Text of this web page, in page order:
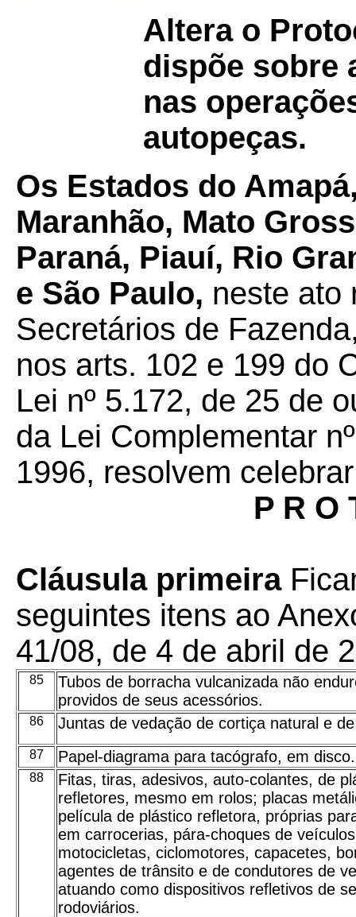
Altera o
dispõe sobre
nas
autopeças.
Os Estados do
Maranhão, Mato
Paraná, Piauí, Rio
e São Paulo, neste ato
Secretários de
nos arts. 102 e 199 do
Lei nº 5.172, de 25 de
da Lei Complementar
1996, resolvem
P R O
Cláusula primeira
seguintes itens ao
41/08, de 4 de abril de
85
Tubos de borracha vulcanizada não
providos de seus acessórios.
86 Juntas de vedação de cortiça natural e
87 Papel-diagrama para tacógrafo, em disco.
88
Fitas, tiras, adesivos, auto-colantes, de
refletores, mesmo em rolos; placas
película de plástico refletora, próprias
em carrocerias, pára-choques de
motocicletas, ciclomotores, capacetes,
agentes de trânsito e de condutores de
atuando como dispositivos refletivos de
rodoviários.